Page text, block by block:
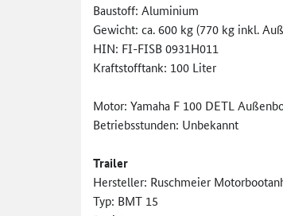
Baustoff: Aluminium
Gewicht: ca. 600 kg (770 kg inkl.
HIN: FI-FISB 0931H011
Kraftstofftank: 100 Liter
Motor: Yamaha F 100 DETL
Betriebsstunden: Unbekannt
Trailer
Hersteller: Ruschmeier
Typ: BMT 15